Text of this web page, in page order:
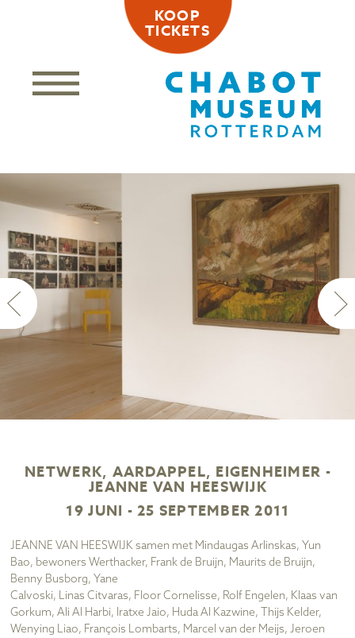
KOOP
TICKETS
NETWERK, AARDAPPEL, EIGENHEIMER -
JEANNE VAN HEESWIJK
19 JUNI - 25 SEPTEMBER 2011
JEANNE VAN HEESWIJK samen met Mindaugas Arlinskas, Yun
Bao, bewoners Werthacker, Frank de Bruijn, Maurits de Bruijn,
Benny Busborg, Yane
Calvoski, Linas Citvaras, Floor Cornelisse, Rolf Engelen, Klaas van
Gorkum, Ali Al Harbi, Iratxe Jaio, Huda Al Kazwine, Thijs Kelder,
Wenying Liao, François Lombarts, Marcel van der Meijs, Jeroen